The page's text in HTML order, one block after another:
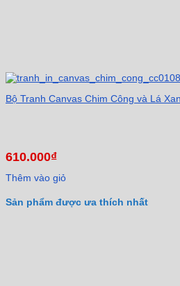
Bộ Tranh Canvas Chim Công và Lá
610.000₫
Thêm vào giỏ
Sản phẩm được ưa thích nhất